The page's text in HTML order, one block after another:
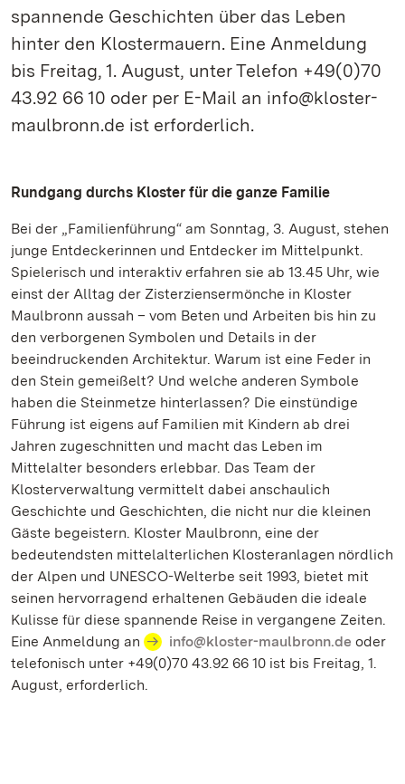
spannende Geschichten über das Leben
hinter den Klostermauern. Eine Anmeldung
bis Freitag, 1. August, unter Telefon +49(0)70
43.92 66 10 oder per E-Mail an info@kloster-
maulbronn.de ist erforderlich.
Rundgang durchs Kloster für die ganze Familie
Bei der „Familienführung“ am Sonntag, 3. August, stehen
junge Entdeckerinnen und Entdecker im Mittelpunkt.
Spielerisch und interaktiv erfahren sie ab 13.45 Uhr, wie
einst der Alltag der Zisterziensermönche in Kloster
Maulbronn aussah – vom Beten und Arbeiten bis hin zu
den verborgenen Symbolen und Details in der
beeindruckenden Architektur. Warum ist eine Feder in
den Stein gemeißelt? Und welche anderen Symbole
haben die Steinmetze hinterlassen? Die einstündige
Führung ist eigens auf Familien mit Kindern ab drei
Jahren zugeschnitten und macht das Leben im
Mittelalter besonders erlebbar. Das Team der
Klosterverwaltung vermittelt dabei anschaulich
Geschichte und Geschichten, die nicht nur die kleinen
Gäste begeistern. Kloster Maulbronn, eine der
bedeutendsten mittelalterlichen Klosteranlagen nördlich
der Alpen und UNESCO-Welterbe seit 1993, bietet mit
seinen hervorragend erhaltenen Gebäuden die ideale
Kulisse für diese spannende Reise in vergangene Zeiten.
Eine Anmeldung an
info@kloster-maulbronn.de oder
telefonisch unter +49(0)70 43.92 66 10 ist bis Freitag, 1.
August, erforderlich.